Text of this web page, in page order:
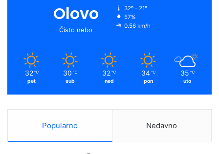
Olovo
Čisto nebo
32º - 21º
57%
0.56 km/h
32 ℃
pet
30 ℃
sub
32 ℃
ned
34 ℃
pon
35 ℃
uto
Popularno Nedavno